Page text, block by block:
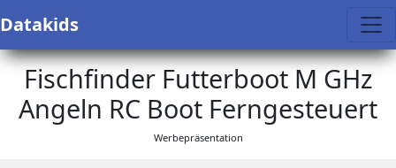
Datakids
Fischfinder Futterboot M GHz
Angeln RC Boot Ferngesteuert
Werbepräsentation